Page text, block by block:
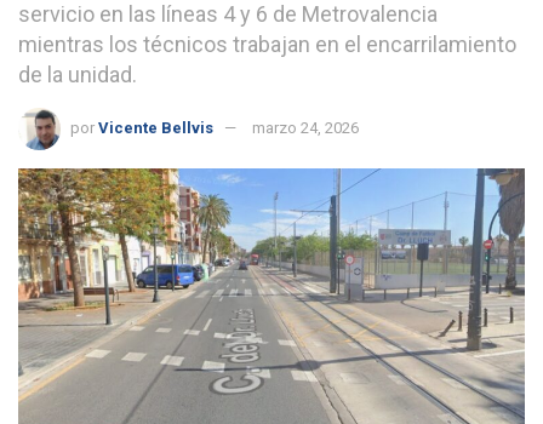
servicio en las líneas 4 y 6 de Metrovalencia
mientras los técnicos trabajan en el encarrilamiento
de la unidad.
por Vicente Bellvis marzo 24, 2026